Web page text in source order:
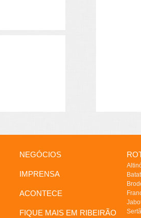
NEGÓCIOS
IMPRENSA
ACONTECE
FIQUE MAIS EM RIBEIRÃO